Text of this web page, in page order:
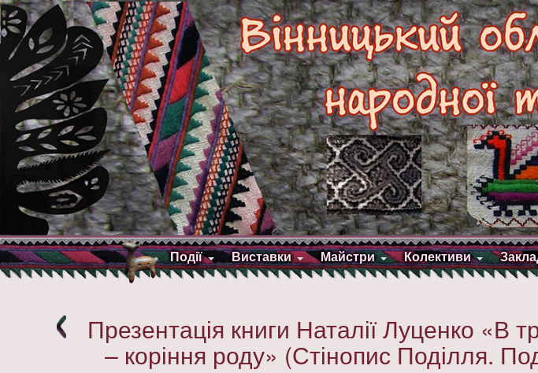
Події Виставки Майстри Колективи
Презентація книги Наталії Луценко «В
– коріння роду» (Стінопис Поділля.